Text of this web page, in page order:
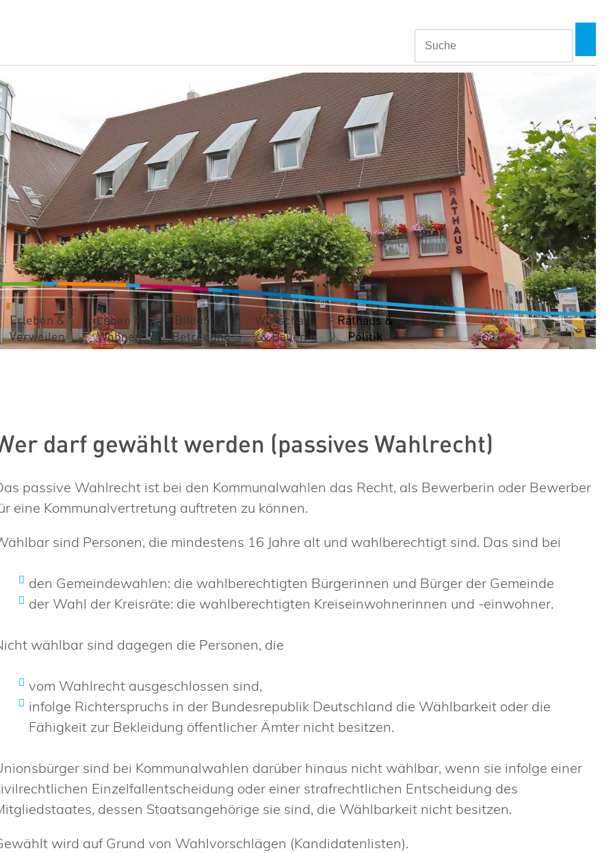
Erleben &
Verweilen
Leben &
Wohnen
Bildung &
Betreuung
Wirtschaft
& Bauen
Rathaus &
Politik
darf gewählt werden (passives Wahlrecht)
passive Wahlrecht ist bei den Kommunalwahlen das Recht, als Bewerberin oder Bewerber
eine Kommunalvertretung auftreten zu können.
sind Personen, die mindestens 16 Jahre alt und wahlberechtigt sind. Das sind bei
den Gemeindewahlen: die wahlberechtigten Bürgerinnen und Bürger der Gemeinde
der Wahl der Kreisräte: die wahlberechtigten Kreiseinwohnerinnen und -einwohner.
wählbar sind dagegen die Personen, die
vom Wahlrecht ausgeschlossen sind,
infolge Richterspruchs in der Bundesrepublik Deutschland die Wählbarkeit oder die
Fähigkeit zur Bekleidung öffentlicher Ämter nicht besitzen.
sind bei Kommunalwahlen darüber hinaus nicht wählbar, wenn sie infolge einer
Einzelfallentscheidung oder einer strafrechtlichen Entscheidung des
dessen Staatsangehörige sie sind, die Wählbarkeit nicht besitzen.
wird auf Grund von Wahlvorschlägen (Kandidatenlisten).